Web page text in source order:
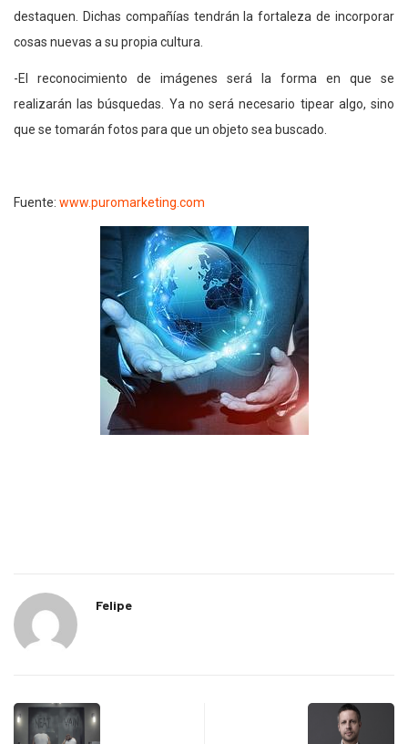
destaquen. Dichas compañías tendrán la fortaleza de incorporar
cosas nuevas a su propia cultura.
-El reconocimiento de imágenes será la forma en que se
realizarán las búsquedas. Ya no será necesario tipear algo, sino
que se tomarán fotos para que un objeto sea buscado.
Fuente: www.puromarketing.com
Felipe